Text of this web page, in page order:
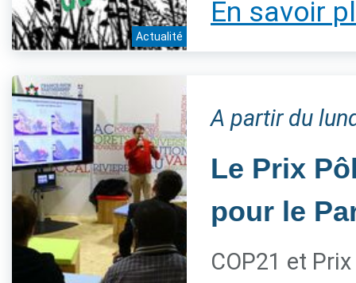
Actualité
En savoir
A partir du
Le Prix
pour le
COP21 et